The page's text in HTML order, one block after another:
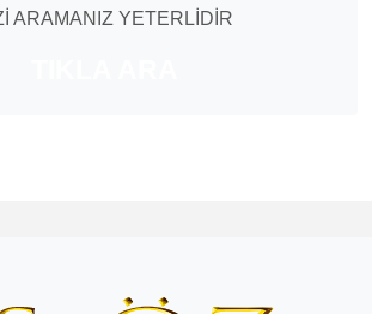
ARAMANIZ YETERLİDİR